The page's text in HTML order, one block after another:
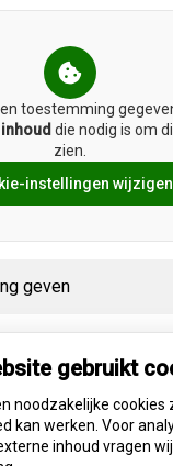
toestemming
die nodig is om
zien.
instellingen wijzigen
geven
gebruikt
noodzakelijke cookies
kan werken. Voor
inhoud vragen